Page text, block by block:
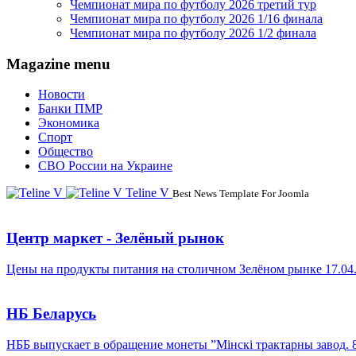
Чемпионат мира по футболу 2026 третий тур
Чемпионат мира по футболу 2026 1/16 финала
Чемпионат мира по футболу 2026 1/2 финала
Magazine menu
Новости
Банки ПМР
Экономика
Спорт
Общество
СВО России на Украине
Teline V Best News Template For Joomla
Центр маркет - Зелёный рынок
Цены на продукты питания на столичном Зелёном рынке
НБ Беларусь
НББ выпускает в обращение монеты ”Мінскі трактарны завод.